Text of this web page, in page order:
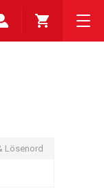
Lösenord